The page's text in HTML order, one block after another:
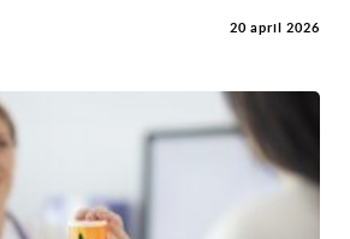
20 april 2026